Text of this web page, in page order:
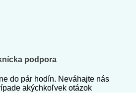
podpora
do pár hodín. Neváhajte nás
akýchkoľvek otázok